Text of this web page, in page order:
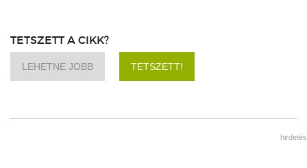
TETSZETT A CIKK?
LEHETNE JOBB TETSZETT!
hirdetés